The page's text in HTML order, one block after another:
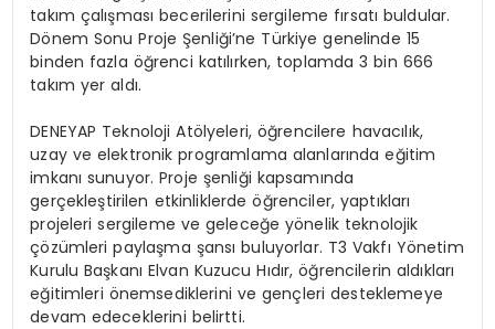
takım çalışması becerilerini sergileme fırsatı buldular.
Dönem Sonu Proje Şenliği’ne Türkiye genelinde 15
binden fazla öğrenci katılırken, toplamda 3 bin 666
takım yer aldı.
DENEYAP Teknoloji Atölyeleri, öğrencilere havacılık,
uzay ve elektronik programlama alanlarında eğitim
imkanı sunuyor. Proje şenliği kapsamında
gerçekleştirilen etkinliklerde öğrenciler, yaptıkları
projeleri sergileme ve geleceğe yönelik teknolojik
çözümleri paylaşma şansı buluyorlar. T3 Vakfı Yönetim
Kurulu Başkanı Elvan Kuzucu Hıdır, öğrencilerin aldıkları
eğitimleri önemsediklerini ve gençleri desteklemeye
devam edeceklerini belirtti.